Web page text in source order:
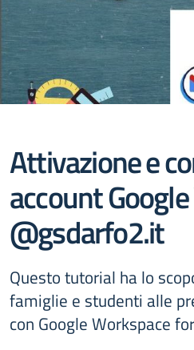
Attivazione e
account
@gsdarfo2.it
Questo tutorial ha lo
famiglie e studenti alle
con Google Workspace